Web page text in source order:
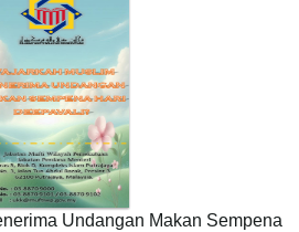
Undangan Makan Sempena